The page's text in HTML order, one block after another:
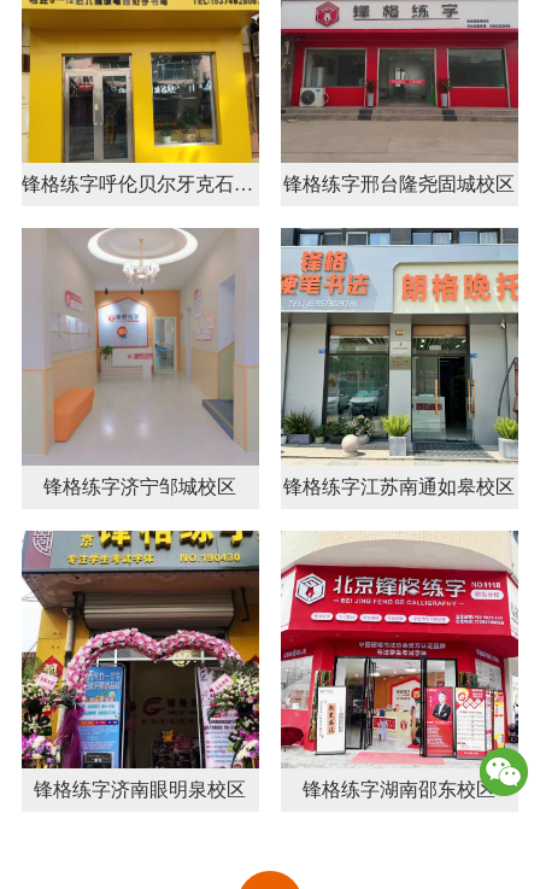
锋格练字呼伦贝尔牙克石校区 锋格练字邢台隆尧固城校区
锋格练字济宁邹城校区 锋格练字江苏南通如皋校区
锋格练字济南眼明泉校区 锋格练字湖南邵东校区